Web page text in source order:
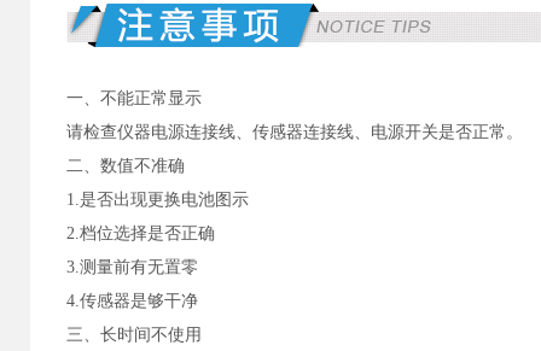
一、不能正常显示
请检查仪器电源连接线、传感器连接线、电源开关是否正常。
二、数值不准确
1.是否出现更换电池图示
2.档位选择是否正确
3.测量前有无置零
4.传感器是够干净
三、长时间不使用